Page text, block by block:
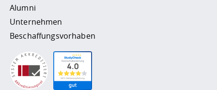
Alumni
Unternehmen
Beschaffungsvorhaben